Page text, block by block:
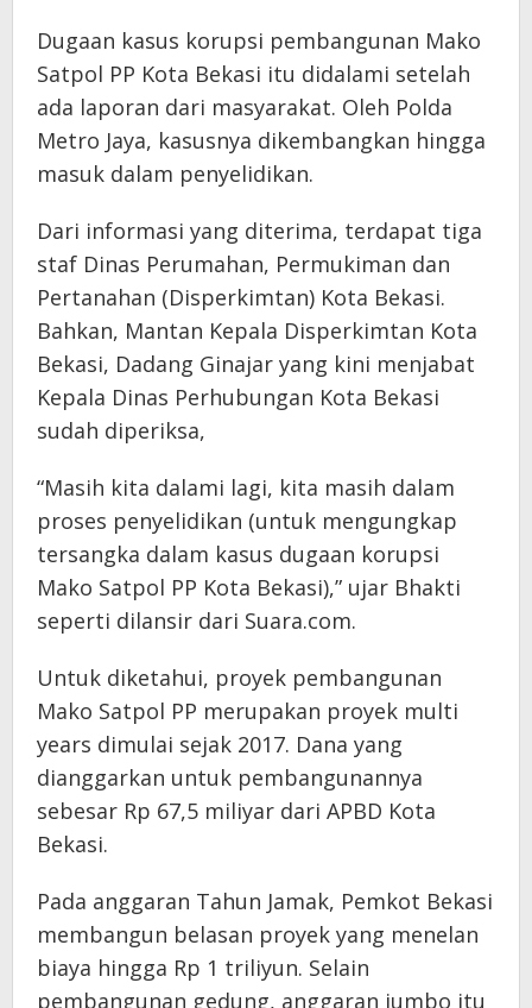
Dugaan kasus korupsi pembangunan Mako
Satpol PP Kota Bekasi itu didalami setelah
ada laporan dari masyarakat. Oleh Polda
Metro Jaya, kasusnya dikembangkan hingga
masuk dalam penyelidikan.
Dari informasi yang diterima, terdapat tiga
staf Dinas Perumahan, Permukiman dan
Pertanahan (Disperkimtan) Kota Bekasi.
Bahkan, Mantan Kepala Disperkimtan Kota
Bekasi, Dadang Ginajar yang kini menjabat
Kepala Dinas Perhubungan Kota Bekasi
sudah diperiksa,
“Masih kita dalami lagi, kita masih dalam
proses penyelidikan (untuk mengungkap
tersangka dalam kasus dugaan korupsi
Mako Satpol PP Kota Bekasi),” ujar Bhakti
seperti dilansir dari Suara.com.
Untuk diketahui, proyek pembangunan
Mako Satpol PP merupakan proyek multi
years dimulai sejak 2017. Dana yang
dianggarkan untuk pembangunannya
sebesar Rp 67,5 miliyar dari APBD Kota
Bekasi.
Pada anggaran Tahun Jamak, Pemkot Bekasi
membangun belasan proyek yang menelan
biaya hingga Rp 1 triliyun. Selain
pembangunan gedung, anggaran jumbo itu